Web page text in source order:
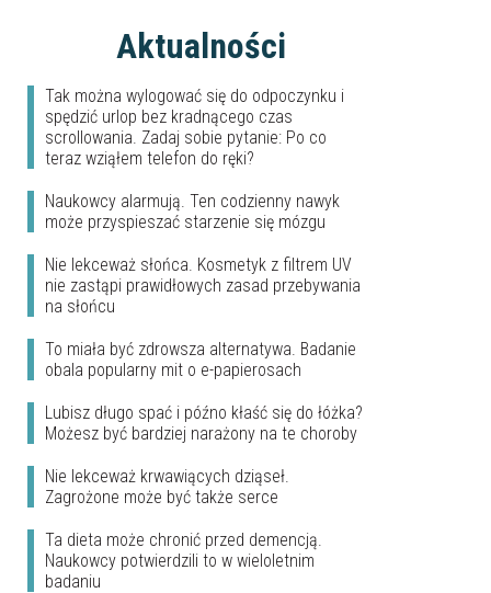
Aktualności
Tak można wylogować się do odpoczynku i
spędzić urlop bez kradnącego czas
scrollowania. Zadaj sobie pytanie: Po co
teraz wziąłem telefon do ręki?
Naukowcy alarmują. Ten codzienny nawyk
może przyspieszać starzenie się mózgu
Nie lekceważ słońca. Kosmetyk z filtrem UV
nie zastąpi prawidłowych zasad przebywania
na słońcu
To miała być zdrowsza alternatywa. Badanie
obala popularny mit o e-papierosach
Lubisz długo spać i późno kłaść się do łóżka?
Możesz być bardziej narażony na te choroby
Nie lekceważ krwawiących dziąseł.
Zagrożone może być także serce
Ta dieta może chronić przed demencją.
Naukowcy potwierdzili to w wieloletnim
badaniu